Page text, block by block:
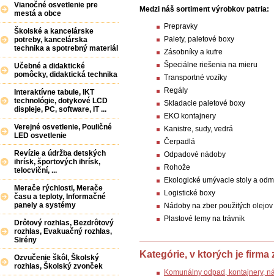
Medzi náš sortiment výrobkov patria:
Prepravky
Palety, paletové boxy
Zásobníky a kufre
Špeciálne riešenia na mieru
Transportné vozíky
Regály
Skladacie paletové boxy
EKO kontajnery
Kanistre, sudy, vedrá
Čerpadlá
Odpadové nádoby
Rohože
Ekologické umývacie stoly a
Logistické boxy
Nádoby na zber použitých olejov
Plastové lemy na trávnik
Kategórie, v ktorých je firma
Komunálny odpad, kontajnery,
Vianočné osvetlenie pre
mestá a obce
Školské a kancelárske
potreby, kancelárska
technika a spotrebný materiál
Učebné a didaktické
pomôcky, didaktická technika
Interaktívne tabule, IKT
technológie, dotykové LCD
displeje, PC, software, IT ...
Verejné osvetlenie, Pouličné
LED osvetlenie
Revízie a údržba detských
ihrísk, športových ihrísk,
telocviční, ...
Merače rýchlosti, Merače
času a teploty, Informačné
panely a systémy
Drôtový rozhlas, Bezdrôtový
rozhlas, Evakuačný rozhlas,
Sirény
Ozvučenie škôl, Školský
rozhlas, Školský zvonček